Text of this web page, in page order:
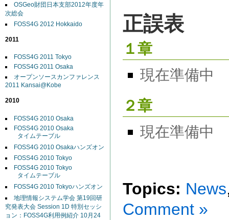
OSGeo財団日本支部2012年度年
次総会
FOSS4G 2012 Hokkaido
2011
FOSS4G 2011 Tokyo
FOSS4G 2011 Osaka
オープンソースカンファレンス
2011 Kansai@Kobe
2010
FOSS4G 2010 Osaka
FOSS4G 2010 Osaka
タイムテーブル
FOSS4G 2010 Osakaハンズオン
FOSS4G 2010 Tokyo
FOSS4G 2010 Tokyo
タイムテーブル
FOSS4G 2010 Tokyoハンズオン
地理情報システム学会 第19回研
究発表大会 Session 1D 特別セッシ
ョン：FOSS4G利用例紹介 10月24
正誤表
１章
現在準備中
２章
現在準備中
Topics: News
Comment »